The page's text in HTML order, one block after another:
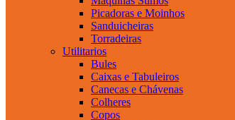
Picadoras e Moinhos
Sanduicheiras
Torradeiras
Utilitarios
Bules
Caixas e Tabuleiros
Canecas e Chávenas
Colheres
Copos